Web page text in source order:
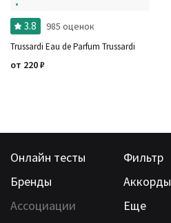
3.8 985 оценок
Trussardi Eau de Parfum Trussardi
от 220₽
Онлайн тесты Фильтр
Бренды
Аккорды
Ассоциации
Еще